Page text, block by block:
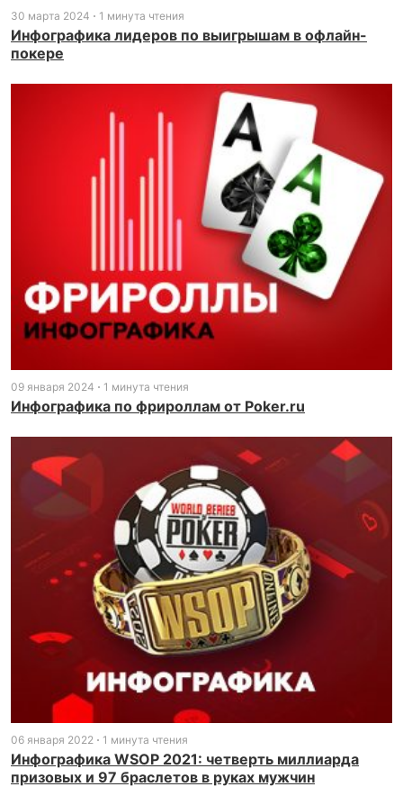
30 марта 2024 1 минута чтения
Инфографика лидеров по выигрышам в офлайн-
покере
09 января 2024 1 минута чтения
Инфографика по фрироллам от Poker.ru
06 января 2022 1 минута чтения
Инфографика WSOP 2021: четверть миллиарда
призовых и 97 браслетов в руках мужчин